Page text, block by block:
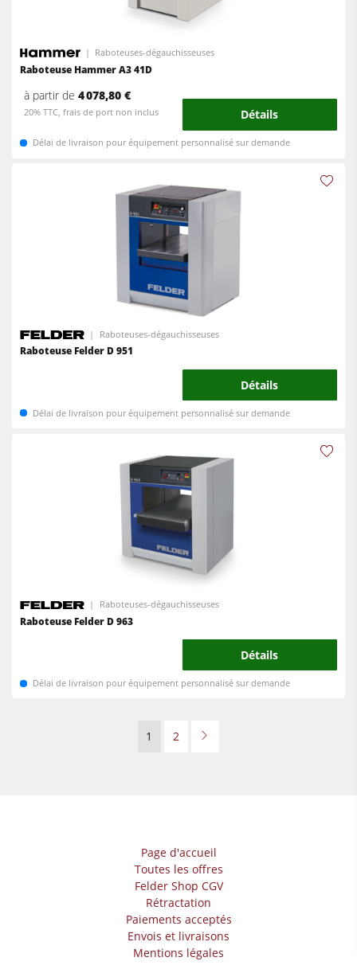
Raboteuses-dégauchisseuses
Raboteuse Hammer A3 41D
à partir de4 078,80 €
20% TTC, frais de port non inclus Détails
Délai de livraison pour équipement personnalisé sur demande
Raboteuses-dégauchisseuses
Raboteuse Felder D 951
Détails
Délai de livraison pour équipement personnalisé sur demande
Raboteuses-dégauchisseuses
Raboteuse Felder D 963
Détails
Délai de livraison pour équipement personnalisé sur demande
1 2
Page d'accueil
Toutes les offres
Felder Shop CGV
Rétractation
Paiements acceptés
Envois et livraisons
Mentions légales